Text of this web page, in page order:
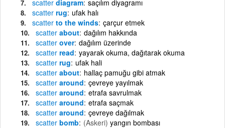
scatter diagram saçılım diyagramı
scatter rug ufak halı
scatter to the winds çarçur etmek
scatter about dağılım hakkında
scatter over dağılım üzerinde
scatter read yayarak okuma, dağıtarak okuma
scatter rug ufak hali
scatter about hallaç pamuğu gibi atmak
scatter around çevreye yayılmak
scatter around etrafa savrulmak
scatter around etrafa saçmak
scatter around çevreye dağılmak
scatter bomb (Askeri) yangın bombası